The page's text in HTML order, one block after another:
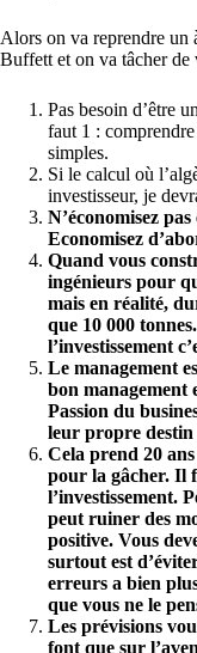
Alors on va reprendre un
Buffett et on va tâcher de
Pas besoin d’être
faut 1 :
simples.
Si le calcul où
investisseur, je
N’économisez
Economisez
Quand vous
ingénieurs pour
mais en réalité,
que 10 000
l’investissement
Le management
bon management
Passion du
leur propre destin
Cela prend 20
pour la gâcher. Il
l’investissement.
peut ruiner des
positive. Vous
surtout est
erreurs a bien
que vous ne le
Les prévisions
font que sur